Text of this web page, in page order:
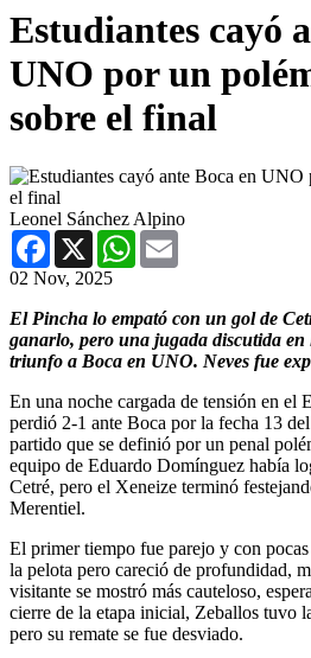
Estudiantes cayó
UNO por un
sobre el final
Leonel Sánchez Alpino
Facebook
X WhatsApp
02 Nov, 2025
El Pincha lo empató con un gol de
ganarlo, pero una jugada discutida
triunfo a Boca en UNO. Neves fue
En una noche cargada de tensión en el
perdió 2-1 ante Boca por la fecha 13
partido que se definió por un penal
equipo de Eduardo Domínguez había
Cetré, pero el Xeneize terminó
Merentiel.
El primer tiempo fue parejo y con
la pelota pero careció de profundidad,
visitante se mostró más cauteloso,
cierre de la etapa inicial, Zeballos tuvo
pero su remate se fue desviado.